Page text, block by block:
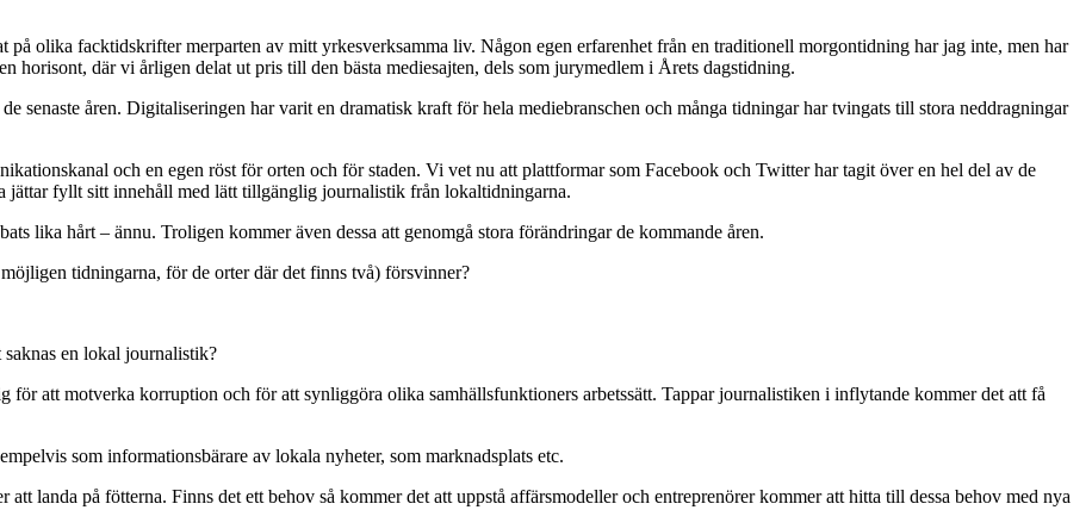
på olika facktidskrifter merparten av mitt yrkesverksamma liv. Någon egen erfarenhet från en traditionell morgontidning har jag inte, men har
horisont, där vi årligen delat ut pris till den bästa mediesajten, dels som jurymedlem i Årets dagstidning.
senaste åren. Digitaliseringen har varit en dramatisk kraft för hela mediebranschen och många tidningar har tvingats till stora neddragningar
och en egen röst för orten och för staden. Vi vet nu att plattformar som Facebook och Twitter har tagit över en hel del av de
jättar fyllt sitt innehåll med lätt tillgänglig journalistik från lokaltidningarna.
lika hårt – ännu. Troligen kommer även dessa att genomgå stora förändringar de kommande åren.
tidningarna, för de orter där det finns två) försvinner?
en lokal journalistik?
för att motverka korruption och för att synliggöra olika samhällsfunktioners arbetssätt. Tappar journalistiken i inflytande kommer det att få
som informationsbärare av lokala nyheter, som marknadsplats etc.
landa på fötterna. Finns det ett behov så kommer det att uppstå affärsmodeller och entreprenörer kommer att hitta till dessa behov med nya